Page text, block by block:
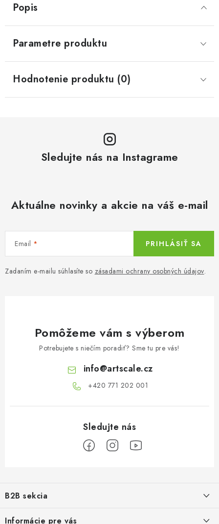
Popis
Parametre produktu
Hodnotenie produktu (0)
Sledujte nás na Instagrame
Aktuálne novinky a akcie na váš e-mail
Email
Zadaním e-mailu súhlasíte so zásadami ochrany osobných údajov.
PRIHLÁSIŤ SA
Pomôžeme vám s výberom
Potrebujete s niečím poradiť? Sme tu pre vás!
info@artscale.cz
+420 771 202 001​
p
ä
B2B sekcia
Informácie pre vás